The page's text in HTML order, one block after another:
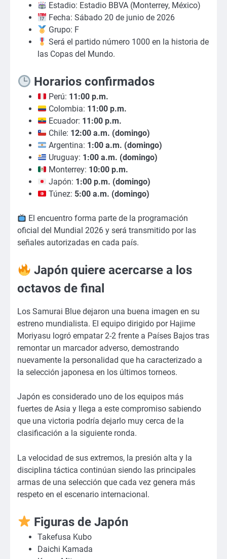
Estadio: Estadio BBVA (Monterrey, México)
Fecha: Sábado 20 de junio de 2026
Grupo: F
Será el partido número 1000 en la historia de
las Copas del Mundo.
Horarios confirmados
Perú: 11:00 p.m.
Colombia: 11:00 p.m.
Ecuador: 11:00 p.m.
Chile: 12:00 a.m. (domingo)
Argentina: 1:00 a.m. (domingo)
Uruguay: 1:00 a.m. (domingo)
Monterrey: 10:00 p.m.
Japón: 1:00 p.m. (domingo)
Túnez: 5:00 a.m. (domingo)
El encuentro forma parte de la programación
oficial del Mundial 2026 y será transmitido por las
señales autorizadas en cada país.
Japón quiere acercarse a los
octavos de final
Los Samurai Blue dejaron una buena imagen en su
estreno mundialista. El equipo dirigido por Hajime
Moriyasu logró empatar 2-2 frente a Países Bajos tras
remontar un marcador adverso, demostrando
nuevamente la personalidad que ha caracterizado a
la selección japonesa en los últimos torneos.
Japón es considerado uno de los equipos más
fuertes de Asia y llega a este compromiso sabiendo
que una victoria podría dejarlo muy cerca de la
clasificación a la siguiente ronda.
La velocidad de sus extremos, la presión alta y la
disciplina táctica continúan siendo las principales
armas de una selección que cada vez genera más
respeto en el escenario internacional.
Figuras de Japón
Takefusa Kubo
Daichi Kamada